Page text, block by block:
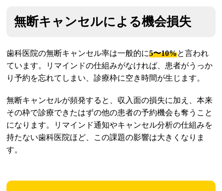
無断キャンセルによる機会損失
歯科医院の無断キャンセル率は一般的に5〜10%と言われ
ています。リマインドの仕組みがなければ、患者がうっか
り予約を忘れてしまい、診療枠に空き時間が生じます。
無断キャンセルが頻発すると、収入面の損失に加え、本来
その枠で診療できたはずの他の患者の予約機会も奪うこと
になります。リマインド通知やキャンセル分析の仕組みを
持たない歯科医院ほど、この課題の影響は大きくなりま
す。